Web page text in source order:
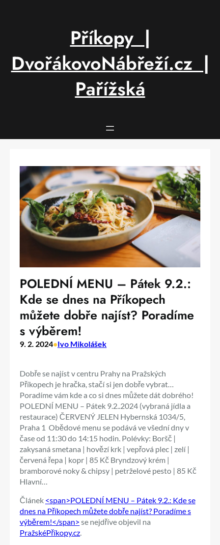
Příkopy |
DvořákovoNábřeží.cz |
Pařížská
POLEDNÍ MENU – Pátek 9.2.:
Kde se dnes na Příkopech
můžete dobře najíst? Poradíme
s výběrem!
9. 2. 2024•Ivo Mikolášek
Dobře se najíst v centru Prahy na Pražských
Příkopech je hračka, stačí si jen dobře vybrat…
Poradíme vám kde a co si dnes můžete dát dobrého!
POLEDNÍ MENU – Pátek 9.2..2024 (vybraná jídla a
restaurace) ČERVENÝ JELEN Hybernská 1034/5,
Praha 1 Obědové menu se podává ve všední dny v
čase od 11:30 do 14:15 hodin. Polévky: Boršč |
zakysaná smetana | hovězí krk | vepřová plec | zelí |
červená řepa | kopr | 85 Kč Bryndzový krém |
bramborové noky & chipsy | petrželové pesto | 85 Kč
Hlavní…
Článek <span>POLEDNÍ MENU – Pátek 9.2.: Kde se
dnes na Příkopech můžete dobře najíst? Poradíme s
výběrem!</span> se nejdříve objevil na
PražskéPříkopy.cz.